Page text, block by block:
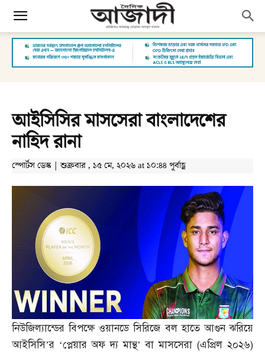
আইসিসির মাসসেরা বাংলাদেশের
নাহিদ রানা
স্পোর্টস ডেস্ক | শুক্রবার , ১৫ মে, ২০২৬ at ১০:৪৪ পূর্বাহ্ণ
নিউজিল্যান্ডের বিপক্ষে ওয়ানডে সিরিজে বল হাতে আগুন ঝরিয়ে
আইসিসি’র ‘প্লেয়ার অফ দ্য মান্থ’ বা মাসসেরা (এপ্রিল ২০২৬)